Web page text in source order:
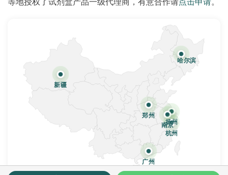
扬州
南京
杭州
广州
新疆
哈尔滨
郑州